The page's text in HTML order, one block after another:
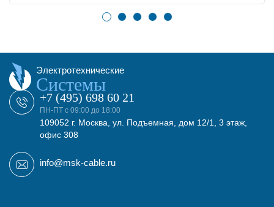
Электротехнические
Системы
+7 (495) 698 60 21
ПН-ПТ с 09:00 до 18:00
109052 г. Москва, ул. Подъемная, дом 12/1, 3 этаж,
офис 308
info@msk-cable.ru